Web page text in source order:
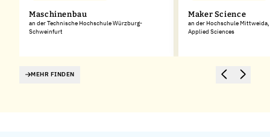
Maschinenbau
an der Technische Hochschule Würzburg-
Schweinfurt
Maker Science
an der Hochschule
Applied Sciences
MEHR FINDEN